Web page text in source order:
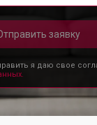
заявку
я даю свое